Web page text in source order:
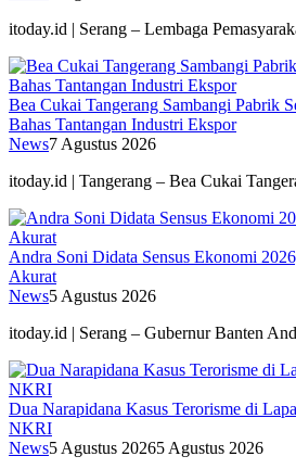
itoday.id | Serang – Lembaga
Bea Cukai Tangerang Sambangi Pabrik
Bahas Tantangan Industri Ekspor
News7 Agustus 2026
itoday.id | Tangerang – Bea Cukai
Andra Soni Didata Sensus Ekonomi
Akurat
News5 Agustus 2026
itoday.id | Serang – Gubernur Banten
Dua Narapidana Kasus Terorisme di
NKRI
News5 Agustus 20265 Agustus 2026